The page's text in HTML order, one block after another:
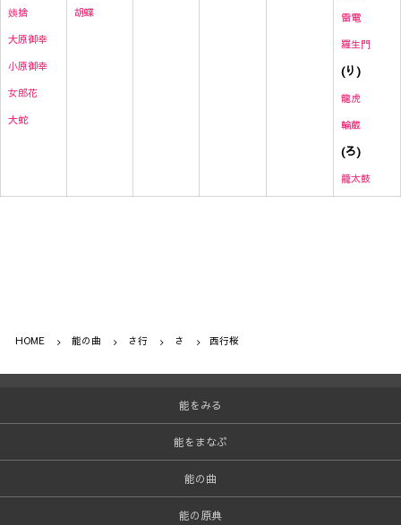
姨捨
大原御幸
小原御幸
女郎花
大蛇
胡蝶
雷電
羅生門
(り)
龍虎
輪蔵
(ろ)
籠太鼓
HOME 能の曲 さ行 さ 西行桜
能をみる
能をまなぶ
能の曲
能の原典